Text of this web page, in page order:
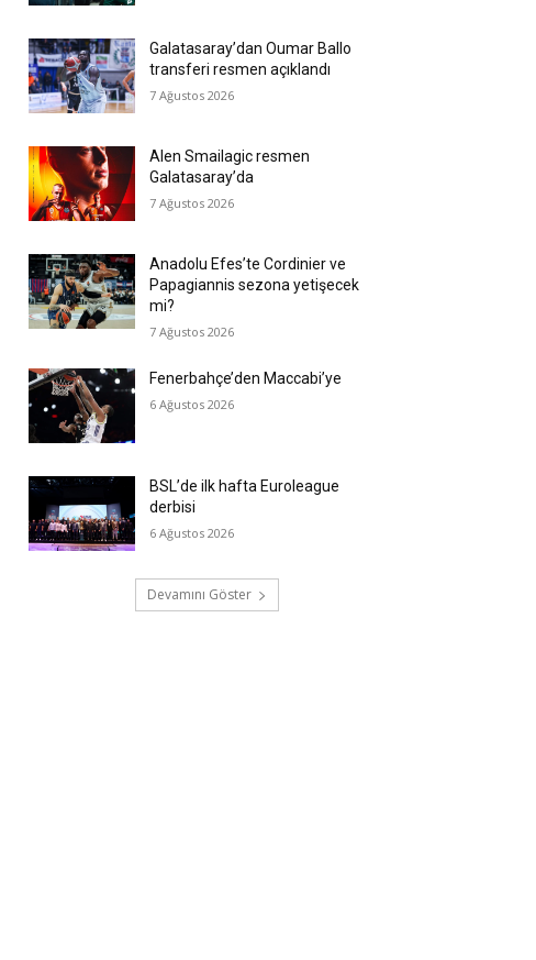
Galatasaray’dan Oumar Ballo
transferi resmen açıklandı
7 Ağustos 2026
Alen Smailagic resmen
Galatasaray’da
7 Ağustos 2026
Anadolu Efes’te Cordinier ve
Papagiannis sezona yetişecek
mi?
7 Ağustos 2026
Fenerbahçe’den Maccabi’ye
6 Ağustos 2026
BSL’de ilk hafta Euroleague
derbisi
6 Ağustos 2026
Devamını Göster